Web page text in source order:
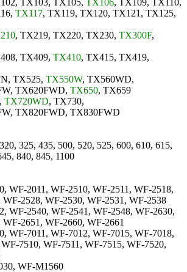
TX117, TX119, TX120, TX121, TX125,
, TX219, TX220, TX230, TX300F,
TX409, TX410, TX415, TX419,
TX525, TX550W, TX560WD,
TX620FWD, TX650, TX659
, TX720WD, TX730,
TX820FWD, TX830FWD
325, 435, 500, 520, 525, 600, 610, 615,
840, 845, 1100
WF-2011, WF-2510, WF-2511, WF-2518,
2528, WF-2530, WF-2531, WF-2538
WF-2540, WF-2541, WF-2548, WF-2630,
2651, WF-2660, WF-2661
WF-7011, WF-7012, WF-7015, WF-7018,
7510, WF-7511, WF-7515, WF-7520,
WF-M1560